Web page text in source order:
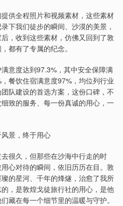
供全程照片和视频素材，这些素材
下我们徒步的瞬间、沙漠的美景，
，收到这些素材，仿佛又回到了敦
都有了专属的纪念。
意度达到97.3%，其中安全保障满
餐饮住宿满意度97%，均位列行业
队建设的首选方案，这份口碑，不
致的服务、每一份真诚的用心，一
景，终于用心
很久，但那些在沙海中行走的时
心对待的瞬间，依旧历历在目。敦
的星河、千年的烽燧，治愈了我所
，是敦煌戈徒旅行社的用心，是他
藏在每一个细节里的温暖与守护。